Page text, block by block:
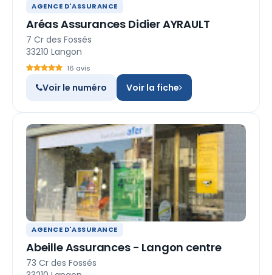
AGENCE D'ASSURANCE
Aréas Assurances Didier AYRAULT
7 Cr des Fossés
33210 Langon
16 avis
Voir le numéro Voir la fiche
AGENCE D'ASSURANCE
Abeille Assurances - Langon centre
73 Cr des Fossés